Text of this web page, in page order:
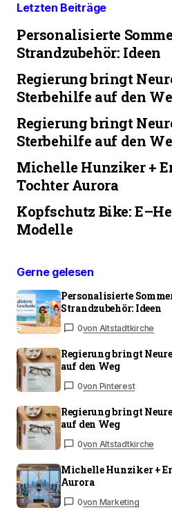
Letzten Beiträge
Personalisierte
Strandzubehör: Ideen
Regierung bringt
Sterbehilfe auf den
Regierung bringt
Sterbehilfe auf den
Michelle Hunziker +
Tochter Aurora
Kopfschutz Bike:
Modelle
Gerne gelesen
Personalisierte
Strandzubehör: Ideen
0von Altstadtkirche
Regierung bringt
auf den Weg
0von Pinterest
Regierung bringt
auf den Weg
0von Altstadtkirche
Michelle Hunziker +
Aurora
0von Marketing